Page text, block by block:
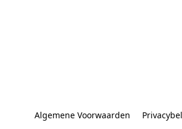
Algemene Voorwaarden